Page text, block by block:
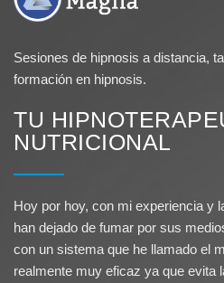
Sesiones de hipnosis a distancia,
formación en hipnosis.
TU
NUTRICIONAL
Hoy por hoy, con mi experiencia y
han dejado de fumar por sus
con un sistema que he llamado el
realmente muy eficaz ya que evita